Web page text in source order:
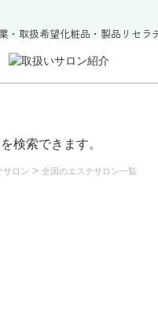
・取扱希望化粧品・製品 リセラ
検索できます。
サロン > 全国のエステサロン一覧